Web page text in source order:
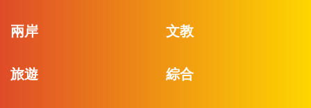
兩岸 文教
旅遊 綜合